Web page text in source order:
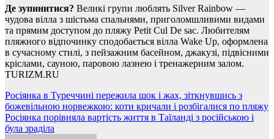
Де зупинитися? Великі групи люблять Silver Rainbow —
чудова вілла з шістьма спальнями, приголомшливими видами
та прямим доступом до пляжу Petit Cul De sac. Любителям
пляжного відпочинку сподобається вілла Wake Up, оформлена
в сучасному стилі, з пейзажним басейном, джакузі, підвісними
кріслами, сауною, паровою лазнею і тренажерним залом.
TURIZM.RU
Навігація
записів
Росіянка в Туреччині пережила шок і жах, зіткнувшись з
божевільною норвежкою: коти кричали і розбігалися по пляжу
Росіянка порівняла вартість життя в Таїланді з російською і
була зраділа